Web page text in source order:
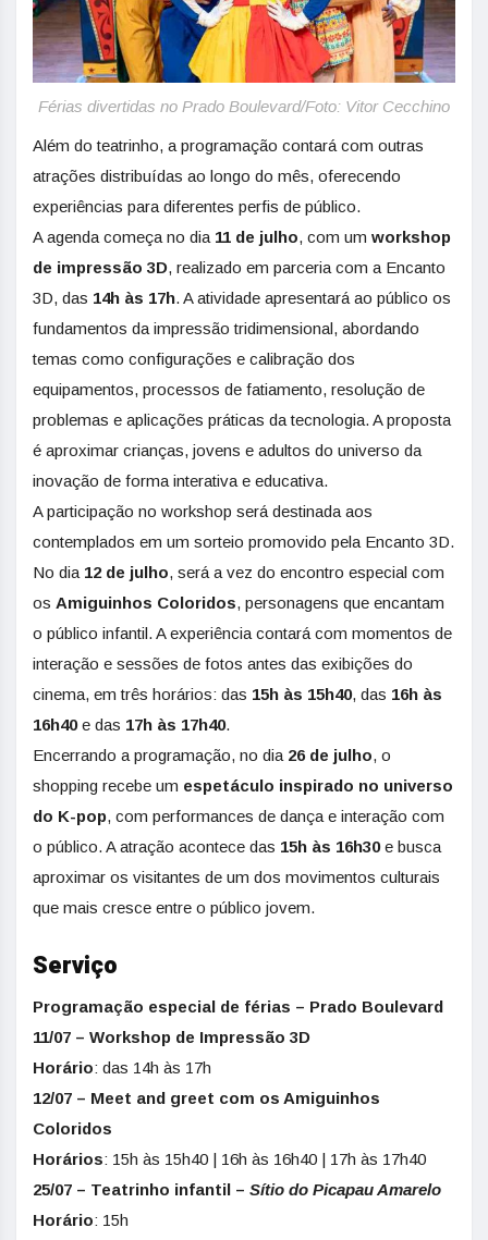
Férias divertidas no Prado Boulevard/Foto: Vitor Cecchino
Além do teatrinho, a programação contará com outras
atrações distribuídas ao longo do mês, oferecendo
experiências para diferentes perfis de público.
A agenda começa no dia 11 de julho, com um workshop
de impressão 3D, realizado em parceria com a Encanto
3D, das 14h às 17h. A atividade apresentará ao público os
fundamentos da impressão tridimensional, abordando
temas como configurações e calibração dos
equipamentos, processos de fatiamento, resolução de
problemas e aplicações práticas da tecnologia. A proposta
é aproximar crianças, jovens e adultos do universo da
inovação de forma interativa e educativa.
A participação no workshop será destinada aos
contemplados em um sorteio promovido pela Encanto 3D.
No dia 12 de julho, será a vez do encontro especial com
os Amiguinhos Coloridos, personagens que encantam
o público infantil. A experiência contará com momentos de
interação e sessões de fotos antes das exibições do
cinema, em três horários: das 15h às 15h40, das 16h às
16h40e das 17h às 17h40.
Encerrando a programação, no dia 26 de julho, o
shopping recebe um espetáculo inspirado no universo
do K-pop, com performances de dança e interação com
o público. A atração acontece das 15h às 16h30e busca
aproximar os visitantes de um dos movimentos culturais
que mais cresce entre o público jovem.
Serviço
Programação especial de férias – Prado Boulevard
11/07 – Workshop de Impressão 3D
Horário: das 14h às 17h
12/07 – Meet and greet com os Amiguinhos
Coloridos
Horários: 15h às 15h40 | 16h às 16h40 | 17h às 17h40
25/07 – Teatrinho infantil – Sítio do Picapau Amarelo
Horário: 15h